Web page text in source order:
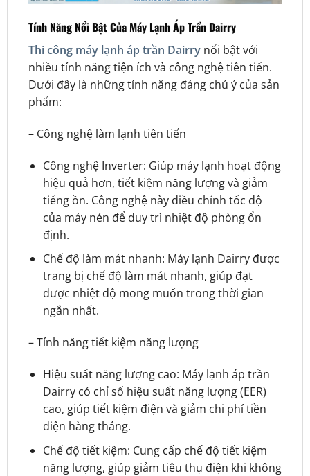
Tính Năng Nổi Bật Của Máy Lạnh Áp Trần Dairry
Thi công máy lạnh áp trần Dairrynổi bật với
nhiều tính năng tiện ích và công nghệ tiên tiến.
Dưới đây là những tính năng đáng chú ý của sản
phẩm:
– Công nghệ làm lạnh tiên tiến
Công nghệ Inverter: Giúp máy lạnh hoạt động
hiệu quả hơn, tiết kiệm năng lượng và giảm
tiếng ồn. Công nghệ này điều chỉnh tốc độ
của máy nén để duy trì nhiệt độ phòng ổn
định.
Chế độ làm mát nhanh: Máy lạnh Dairry được
trang bị chế độ làm mát nhanh, giúp đạt
được nhiệt độ mong muốn trong thời gian
ngắn nhất.
– Tính năng tiết kiệm năng lượng
Hiệu suất năng lượng cao: Máy lạnh áp trần
Dairry có chỉ số hiệu suất năng lượng (EER)
cao, giúp tiết kiệm điện và giảm chi phí tiền
điện hàng tháng.
Chế độ tiết kiệm: Cung cấp chế độ tiết kiệm
năng lượng, giúp giảm tiêu thụ điện khi không